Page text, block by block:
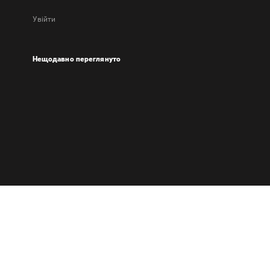
Увійти
Нещодавно переглянуто